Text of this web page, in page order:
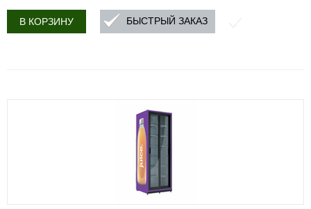
В КОРЗИНУ БЫСТРЫЙ ЗАКАЗ